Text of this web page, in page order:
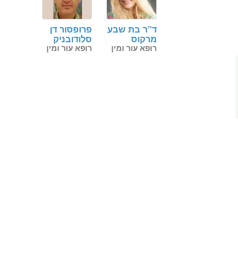
פרופסור דן
סלודובניק
רופא עור ומין
ד”ר בת שבע
מרקוס
רופא עור ומין